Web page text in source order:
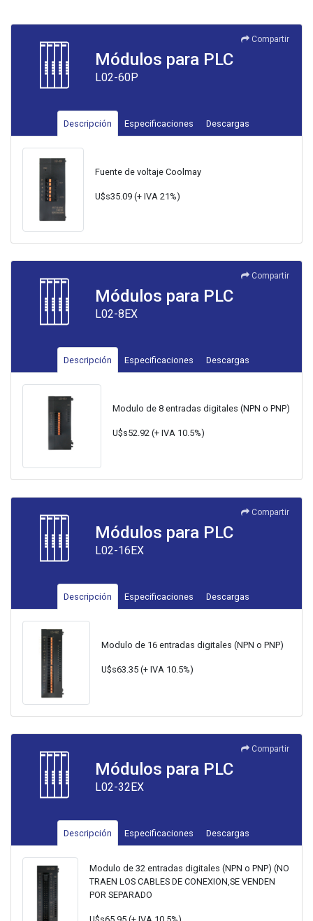
Compartir
Módulos para PLC
L02-60P
Descripción Especificaciones Descargas
Fuente de voltaje Coolmay
U$s35.09 (+ IVA 21%)
Compartir
Módulos para PLC
L02-8EX
Descripción Especificaciones Descargas
Modulo de 8 entradas digitales (NPN o PNP)
U$s52.92 (+ IVA 10.5%)
Compartir
Módulos para PLC
L02-16EX
Descripción Especificaciones Descargas
Modulo de 16 entradas digitales (NPN o PNP)
U$s63.35 (+ IVA 10.5%)
Compartir
Módulos para PLC
L02-32EX
Descripción Especificaciones Descargas
Modulo de 32 entradas digitales (NPN o PNP) (NO
TRAEN LOS CABLES DE CONEXION,SE VENDEN
POR SEPARADO